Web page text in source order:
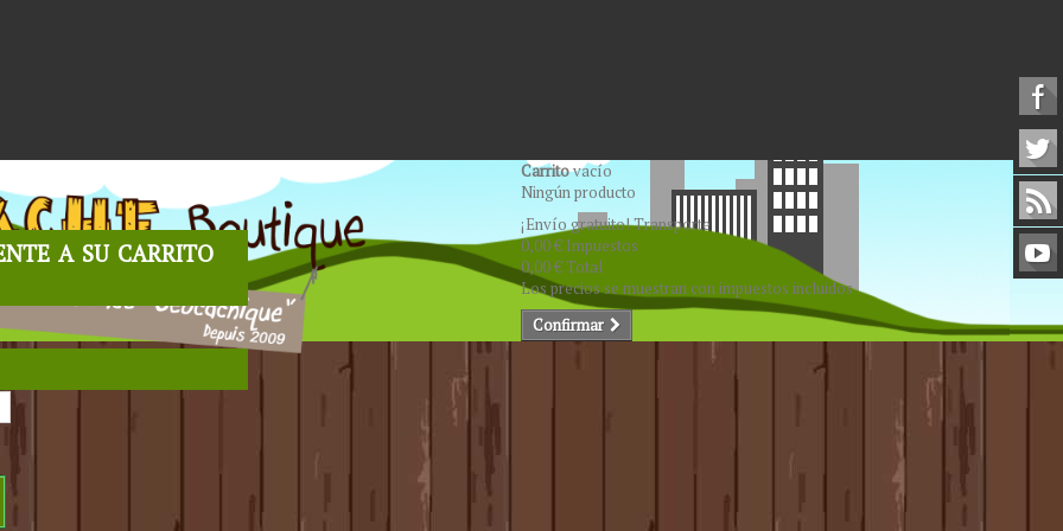
Carritovacío
Ningún producto
¡Envío gratuito!Transporte
0,00 € Impuestos
0,00 €Total
Los precios se muestran con impuestos incluidos
Confirmar
a su carrito